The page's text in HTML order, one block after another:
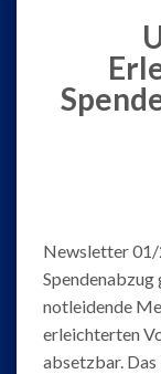
Newsletter 01/
Spendenabzug
notleidende
erleichterten
absetzbar.